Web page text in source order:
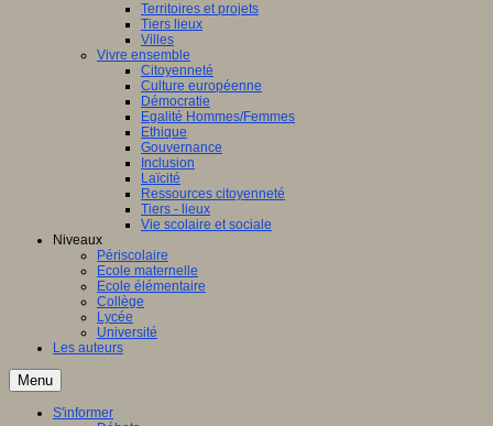
Territoires et projets
Tiers lieux
Villes
Vivre ensemble
Citoyenneté
Culture européenne
Démocratie
Egalité Hommes/Femmes
Ethique
Gouvernance
Inclusion
Laïcité
Ressources citoyenneté
Tiers - lieux
Vie scolaire et sociale
Niveaux
Périscolaire
Ecole maternelle
Ecole élémentaire
Collège
Lycée
Université
Les auteurs
Menu
S'informer